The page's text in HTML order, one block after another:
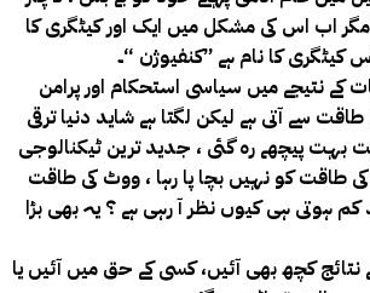
مگر اب اس کی مشکل میں ایک اور کیٹگری کا
کیٹگری کا نام ہے ”کنفیوژن “۔
کے نتیجے میں سیاسی استحکام اور پرامن
سے آتی ہے لیکن لگتا ہے شاید دنیا ترقی
بہت پیچھے رہ گئی ، جدید ترین ٹیکنالوجی
طاقت کو نہیں بچا پا رہا ، ووٹ کی طاقت
کم ہوتی ہی کیوں نظر آ رہی ہے ؟ یہ بھی بڑا
نتائج کچھ بھی آئیں، کسی کے حق میں آئیں یا